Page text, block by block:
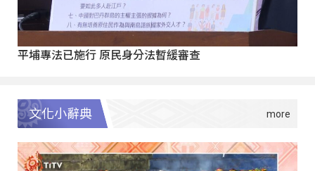
平埔專法已施行 原民身分法暫緩審查
文化小辭典